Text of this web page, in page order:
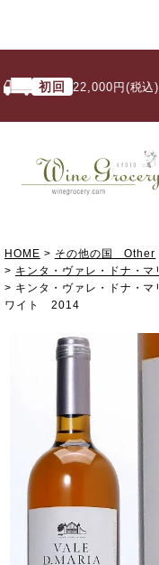
初回 22,000円(税込)以上
HOME その他の国 Other
キンタ・ヴァレ・ドナ・
キンタ・ヴァレ・ドナ・
ワイト 2014